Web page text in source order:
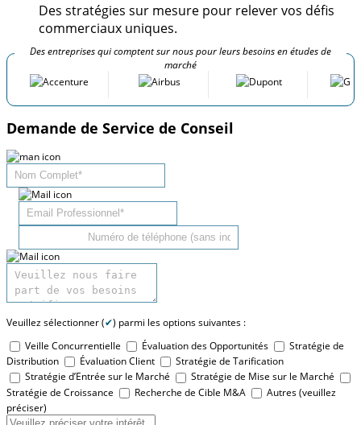
Des stratégies sur mesure pour relever vos défis
commerciaux uniques.
Des entreprises qui comptent sur nous pour leurs besoins en études de
marché
Demande de Service de Conseil
Veuillez sélectionner (✔) parmi les options suivantes :
Veille Concurrentielle
Évaluation des Opportunités
Stratégie de
Distribution
Évaluation Client
Stratégie de Tarification
Stratégie d’Entrée sur le Marché
Stratégie de Mise sur le Marché
Stratégie de Croissance
Recherche de Cible M&A
Autres (veuillez
préciser)